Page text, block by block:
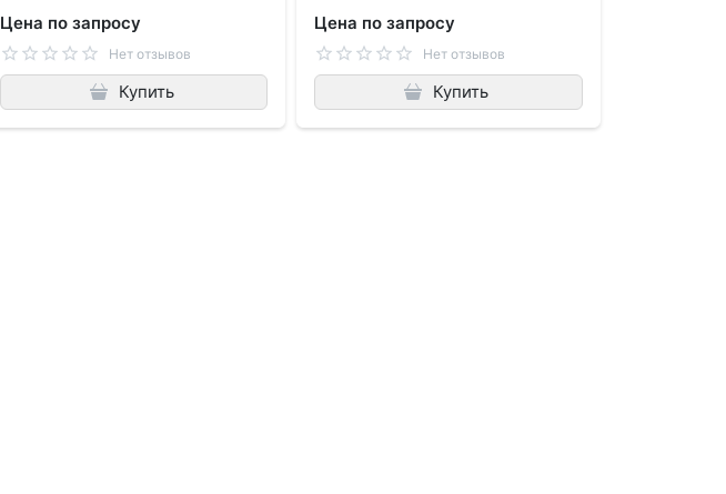
Цена по запросу
Нет отзывов
Купить
Цена по запросу
Нет отзывов
Купить